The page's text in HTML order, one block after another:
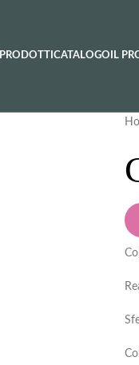
PRODOTTI CATALOGO IL